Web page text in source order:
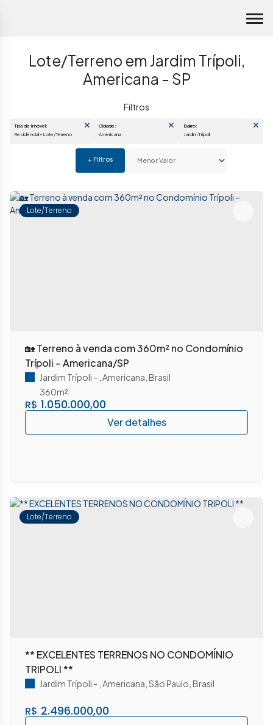
Lote/Terreno em Jardim Trípoli,
Americana - SP
Residencial » Lote/Terreno Americana
Lote/Terreno
🏡 Terreno à venda com 360m² no Condomínio
Trípoli – Americana/SP
R$ 1.050.000,00
Jardim Trípoli Americana Brasil
360m²
Lote/Terreno
** EXCELENTES TERRENOS NO CONDOMÍNIO
TRIPOLI **
R$ 2.496.000,00
Jardim Trípoli Americana São Paulo Brasil